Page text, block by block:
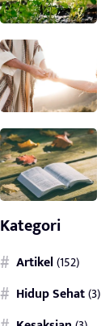
Kategori
Artikel(152)
Hidup Sehat(3)